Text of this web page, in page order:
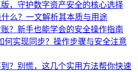
，守护数字资产安全的核心选择
么？一文解析其本质与用途
？新手也能学会的安全操作指南
何实现同步？操作步骤与安全注意
？别慌，这几个实用方法帮你快速